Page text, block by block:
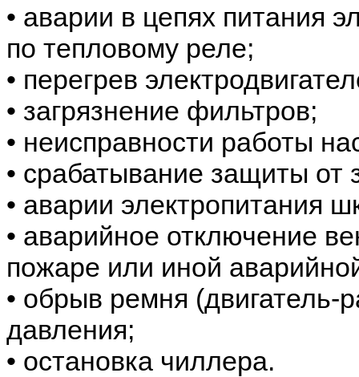
• аварии в цепях питания
по тепловому реле;
• перегрев
• загрязнение фильтров;
• неисправности
• срабатывание
• аварии
• аварийное отключение
пожаре или иной
• обрыв ремня (двигатель-
давления;
• остановка чиллера.